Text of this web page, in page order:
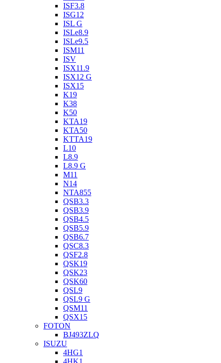
ISF3.8
ISG12
ISL G
ISLe8.9
ISLe9.5
ISM11
ISV
ISX11.9
ISX12 G
ISX15
K19
K38
K50
KTA19
KTA50
KTTA19
L10
L8.9
L8.9 G
M11
N14
NTA855
QSB3.3
QSB3.9
QSB4.5
QSB5.9
QSB6.7
QSC8.3
QSF2.8
QSK19
QSK23
QSK60
QSL9
QSL9 G
QSM11
QSX15
FOTON
BJ493ZLQ
ISUZU
4HG1